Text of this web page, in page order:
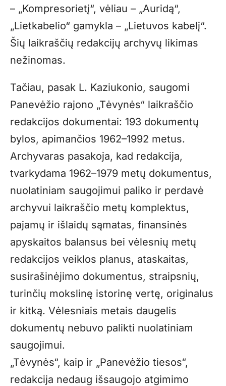
– „Kompresorietį“, vėliau – „Auridą“,
„Lietkabelio“ gamykla – „Lietuvos kabelį“.
Šių laikraščių redakcijų archyvų likimas
nežinomas.
Tačiau, pasak L. Kaziukonio, saugomi
Panevėžio rajono „Tėvynės“ laikraščio
redakcijos dokumentai: 193 dokumentų
bylos, apimančios 1962–1992 metus.
Archyvaras pasakoja, kad redakcija,
tvarkydama 1962–1979 metų dokumentus,
nuolatiniam saugojimui paliko ir perdavė
archyvui laikraščio metų komplektus,
pajamų ir išlaidų sąmatas, finansinės
apyskaitos balansus bei vėlesnių metų
redakcijos veiklos planus, ataskaitas,
susirašinėjimo dokumentus, straipsnių,
turinčių mokslinę istorinę vertę, originalus
ir kitką. Vėlesniais metais daugelis
dokumentų nebuvo palikti nuolatiniam
saugojimui.
„Tėvynės“, kaip ir „Panevėžio tiesos“,
redakcija nedaug išsaugojo atgimimo